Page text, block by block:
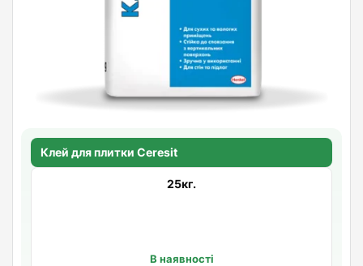
Клей для плитки Ceresit
25кг.
В наявності